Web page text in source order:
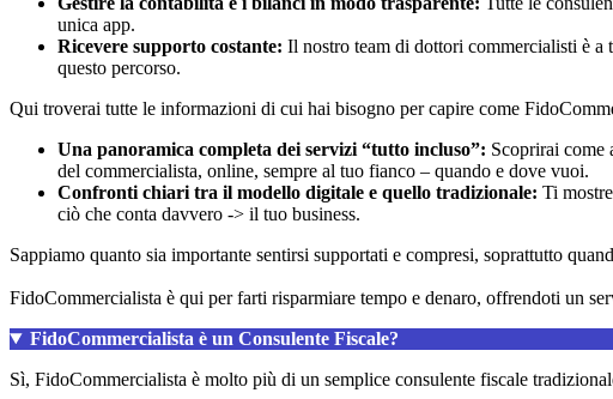
unica app.
Ricevere supporto costante: Il nostro team di dottori commercialisti è a
questo percorso.
Qui troverai tutte le informazioni di cui hai bisogno per capire come
Una panoramica completa dei servizi “tutto incluso”: Scoprirai come
del commercialista, online, sempre al tuo fianco – quando e dove vuoi.
Confronti chiari tra il modello digitale e quello tradizionale: Ti
ciò che conta davvero -> il tuo business.
Sappiamo quanto sia importante sentirsi supportati e compresi, soprattutto
FidoCommercialista è qui per farti risparmiare tempo e denaro, offrendoti un
FidoCommercialista è un Consulente Fiscale?
Sì, FidoCommercialista è molto più di un semplice consulente fiscale